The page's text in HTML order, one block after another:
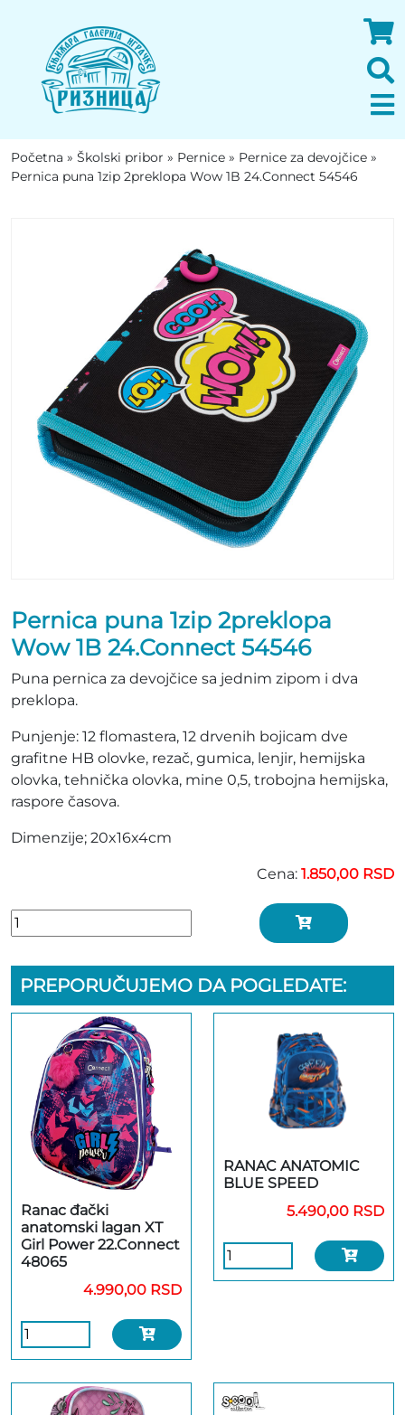
Početna » Školski pribor » Pernice » Pernice za devojčice »
Pernica puna 1zip 2preklopa Wow 1B 24.Connect 54546
Pernica puna 1zip 2preklopa
Wow 1B 24.Connect 54546
Puna pernica za devojčice sa jednim zipom i dva
preklopa.
Punjenje: 12 flomastera, 12 drvenih bojicam dve
grafitne HB olovke, rezač, gumica, lenjir, hemijska
olovka, tehnička olovka, mine 0,5, trobojna hemijska,
raspore časova.
Dimenzije; 20x16x4cm
Cena: 1.850,00 RSD
PREPORUČUJEMO DA POGLEDATE:
Ranac đački
anatomski lagan XT
Girl Power 22.Connect
48065
4.990,00 RSD
RANAC ANATOMIC
BLUE SPEED
5.490,00 RSD